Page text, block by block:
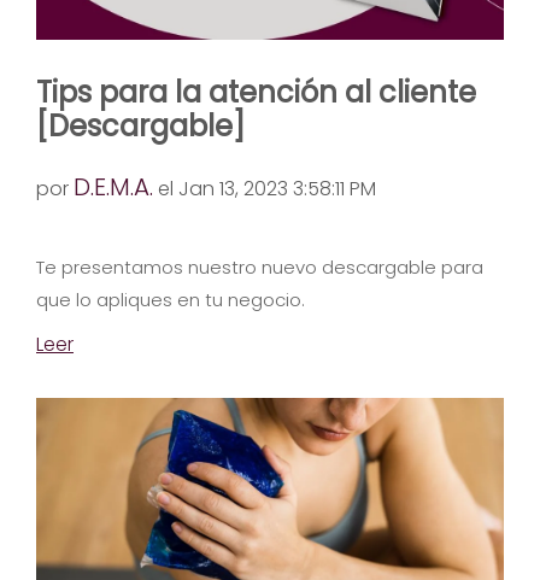
Tips para la atención al cliente
[Descargable]
por D.E.M.A. el Jan 13, 2023 3:58:11 PM
Te presentamos nuestro nuevo descargable para
que lo apliques en tu negocio.
Leer